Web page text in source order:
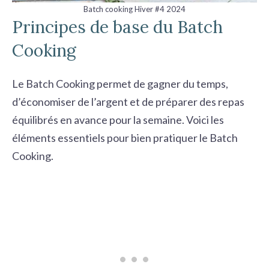
Batch cooking Hiver #4 2024
Principes de base du Batch
Cooking
Le Batch Cooking permet de gagner du temps,
d’économiser de l’argent et de préparer des repas
équilibrés en avance pour la semaine. Voici les
éléments essentiels pour bien pratiquer le Batch
Cooking.